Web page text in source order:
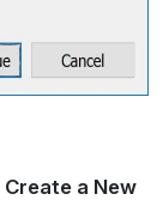
Create a New